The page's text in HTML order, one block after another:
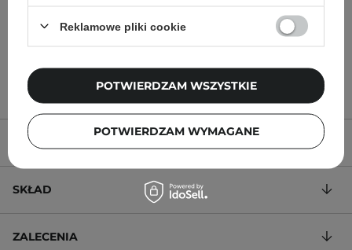
OPIS PRODUKTU
SKŁAD
ZALECENIA
Reklamowe pliki cookie
POTWIERDZAM WYMAGANE
POTWIERDZAM WSZYSTKIE